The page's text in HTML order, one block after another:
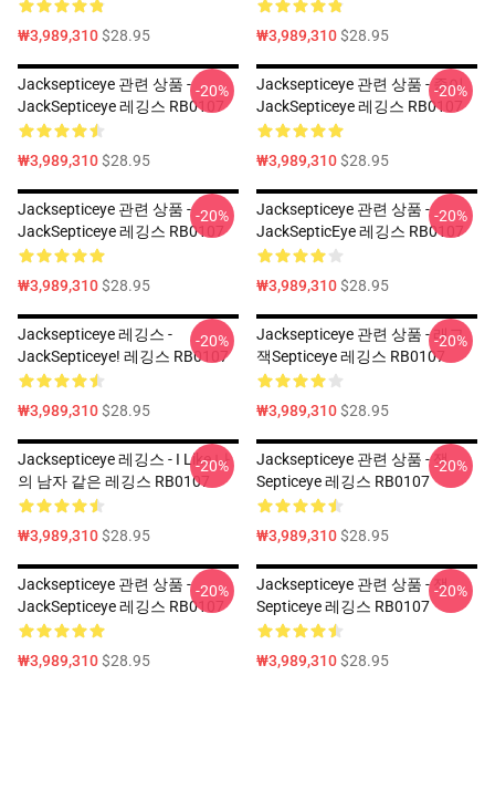
₩3,989,310$28.95 ₩3,989,310$28.95
Jacksepticeye 관련 상품 -
JackSepticeye 레깅스 RB0107
₩3,989,310$28.95
-20%
Jacksepticeye 관련 상품 - 종이
JackSepticeye 레깅스 RB0107
₩3,989,310$28.95
-20%
Jacksepticeye 관련 상품 -
JackSepticeye 레깅스 RB0107
₩3,989,310$28.95
-20%
Jacksepticeye 관련 상품 -
JackSepticEye 레깅스 RB0107
₩3,989,310$28.95
-20%
Jacksepticeye 레깅스 -
JackSepticeye! 레깅스 RB0107
₩3,989,310$28.95
-20%
Jacksepticeye 관련 상품 - 래그
잭Septiceye 레깅스 RB0107
₩3,989,310$28.95
-20%
Jacksepticeye 레깅스 - I Like 나
의 남자 같은 레깅스 RB0107
₩3,989,310$28.95
-20%
Jacksepticeye 관련 상품 - 잭
Septiceye 레깅스 RB0107
₩3,989,310$28.95
-20%
Jacksepticeye 관련 상품 -
JackSepticeye 레깅스 RB0107
₩3,989,310$28.95
-20%
Jacksepticeye 관련 상품 - 잭
Septiceye 레깅스 RB0107
₩3,989,310$28.95
-20%